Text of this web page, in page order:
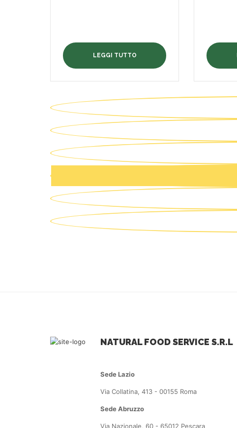
LEGGI TUTTO
NATURAL FOOD SERVICE S.R.L
Sede Lazio
Via Collatina, 413 - 00155 Roma
Sede Abruzzo
Via Nazionale, 60 - 65012 Pescara